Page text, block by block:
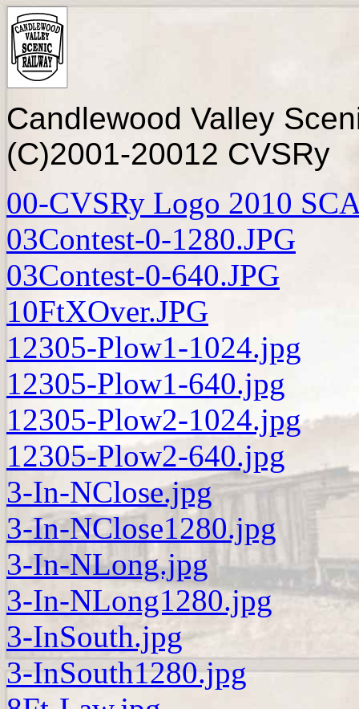
Candlewood Valley
(C)2001-20012 CVSRy
00-CVSRy Logo 2010
03Contest-0-1280.JPG
03Contest-0-640.JPG
10FtXOver.JPG
12305-Plow1-1024.jpg
12305-Plow1-640.jpg
12305-Plow2-1024.jpg
12305-Plow2-640.jpg
3-In-NClose.jpg
3-In-NClose1280.jpg
3-In-NLong.jpg
3-In-NLong1280.jpg
3-InSouth.jpg
3-InSouth1280.jpg